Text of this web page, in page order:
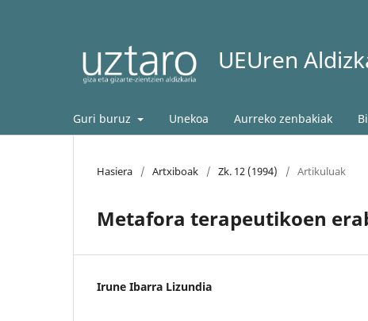
UEUren
Guri buruz Unekoa Aurreko zenbakiak
Hasiera / Artxiboak / Zk. 12 (1994) / Artikuluak
Metafora terapeutikoen
Irune Ibarra Lizundia